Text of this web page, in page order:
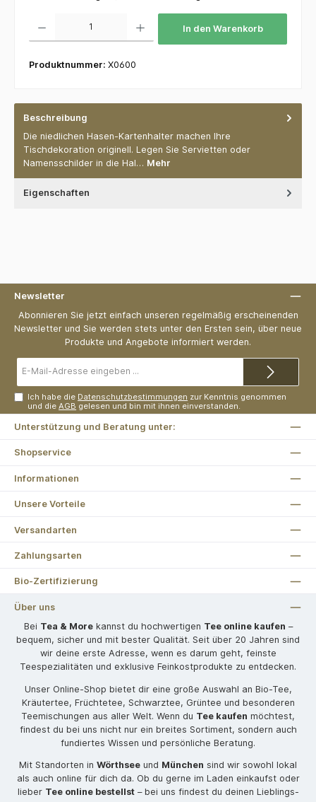
In den Warenkorb
Produktnummer: X0600
Beschreibung
Die niedlichen Hasen-Kartenhalter machen Ihre
Tischdekoration originell. Legen Sie Servietten oder
Namensschilder in die Hal… Mehr
Eigenschaften
Newsletter
Abonnieren Sie jetzt einfach unseren regelmäßig erscheinenden
Newsletter und Sie werden stets unter den Ersten sein, über neue
Produkte und Angebote informiert werden.
Mail-
Ich habe die Datenschutzbestimmungen zur Kenntnis genommen
und dieAGB gelesen und bin mit ihnen einverstanden.
Unterstützung und Beratung unter:
Shopservice
Informationen
Unsere Vorteile
Versandarten
Zahlungsarten
Bio-Zertifizierung
Über uns
Bei Tea & Morekannst du hochwertigen Tee online kaufen –
bequem, sicher und mit bester Qualität. Seit über 20 Jahren sind
wir deine erste Adresse, wenn es darum geht, feinste
Teespezialitäten und exklusive Feinkostprodukte zu entdecken.
Unser Online-Shop bietet dir eine große Auswahl an Bio-Tee,
Kräutertee, Früchtetee, Schwarztee, Grüntee und besonderen
Teemischungen aus aller Welt. Wenn du Tee kaufen möchtest,
findest du bei uns nicht nur ein breites Sortiment, sondern auch
fundiertes Wissen und persönliche Beratung.
Mit Standorten in Wörthsee und München sind wir sowohl lokal
als auch online für dich da. Ob du gerne im Laden einkaufst oder
lieber Tee online bestellst– bei uns findest du deinen Lieblings-